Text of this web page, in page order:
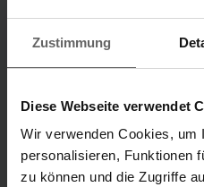
Zustimmung
Diese Webseite verwendet
Wir verwenden Cookies, um
personalisieren, Funktionen
zu können und die Zugriffe
Investor and analyst's
H1 2026
Divisions